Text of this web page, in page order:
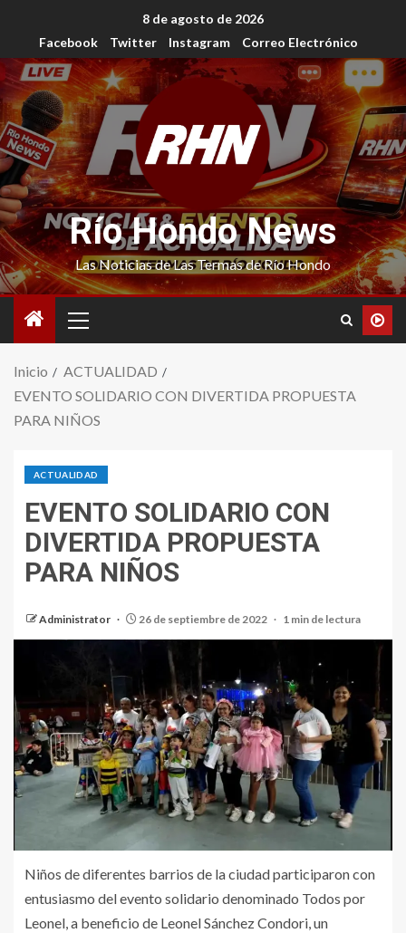
8 de agosto de 2026
Facebook
Twitter Instagram Correo Electrónico
Río Hondo News
Las Noticias de Las Termas de Río Hondo
Inicio
ACTUALIDAD
EVENTO SOLIDARIO CON DIVERTIDA PROPUESTA
PARA NIÑOS
ACTUALIDAD
EVENTO SOLIDARIO CON
DIVERTIDA PROPUESTA
PARA NIÑOS
Administrator 26 de septiembre de 2022 1 min de lectura
Niños de diferentes barrios de la ciudad participaron con
entusiasmo del evento solidario denominado Todos por
Leonel, a beneficio de Leonel Sánchez Condori, un